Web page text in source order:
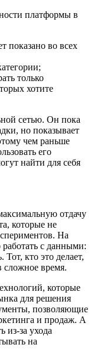
платформы в
показано во всех
только
хотите
сетью. Он пока
но показывает
чем раньше
его
найти для себя
отдачу
которые не
На
с данными:
Тот, кто это делает,
сложное время.
которые
для решения
позволяющие
и продаж. А
из-за ухода
на